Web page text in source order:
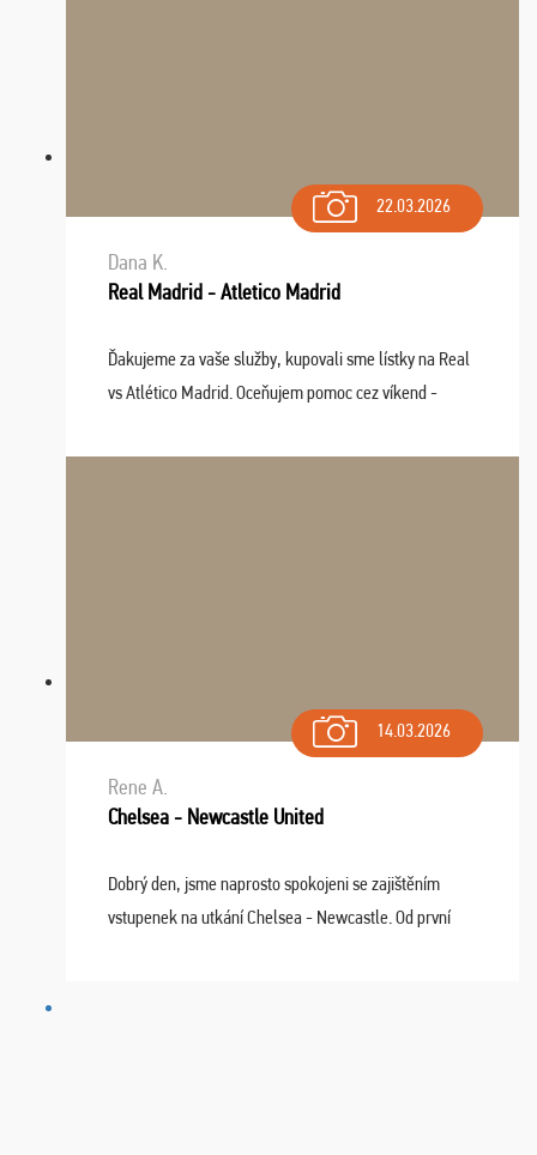
22.03.2026
Dana K.
Real Madrid - Atletico Madrid
Ďakujeme za vaše služby, kupovali sme lístky na Real
vs Atlético Madrid. Oceňujem pomoc cez víkend -
spokojnosti. Sedenie bolo dobré, štadión Barnabéu ...
14.03.2026
Rene A.
Chelsea - Newcastle United
Dobrý den, jsme naprosto spokojeni se zajištěním
vstupenek na utkání Chelsea - Newcastle. Od první